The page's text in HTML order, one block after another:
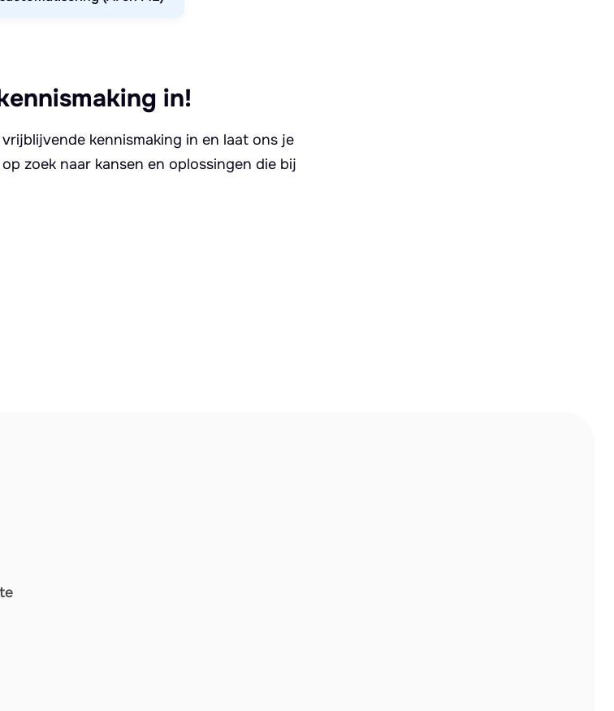
in!
kennismaking in en laat ons je
zoek naar kansen en oplossingen die bij